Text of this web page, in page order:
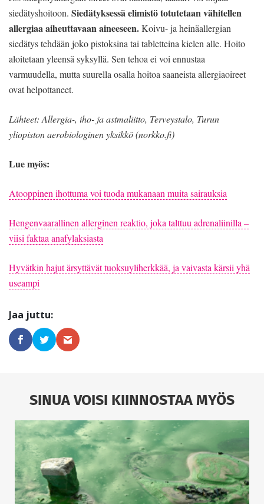
siedätyshoitoon. Siedätyksessä elimistö totutetaan vähitellen
allergiaa aiheuttavaan aineeseen.Koivu- ja heinäallergian
siedätys tehdään joko pistoksina tai tabletteina kielen alle. Hoito
aloitetaan yleensä syksyllä. Sen tehoa ei voi ennustaa
varmuudella, mutta suurella osalla hoitoa saaneista allergiaoireet
ovat helpottaneet.
Lähteet: Allergia-, iho- ja astmaliitto, Terveystalo, Turun
yliopiston aerobiologinen yksikkö (norkko.fi)
Lue myös:
Atooppinen ihottuma voi tuoda mukanaan muita sairauksia
Hengenvaarallinen allerginen reaktio, joka talttuu adrenaliinilla –
viisi faktaa anafylaksiasta
Hyvätkin hajut ärsyttävät tuoksuyliherkkää, ja vaivasta kärsii yhä
useampi
SINUA VOISI KIINNOSTAA MYÖS